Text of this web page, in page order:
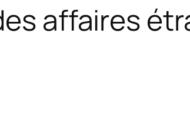
affaires